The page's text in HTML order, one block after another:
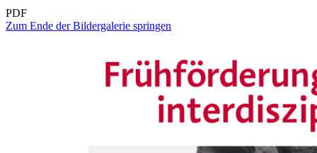
PDF
Zum Ende der Bildergalerie springen